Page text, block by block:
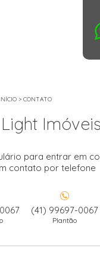
INÍCIO> CONTATO
para entrar em
contato por telefone
(41) 99697-0067
Plantão